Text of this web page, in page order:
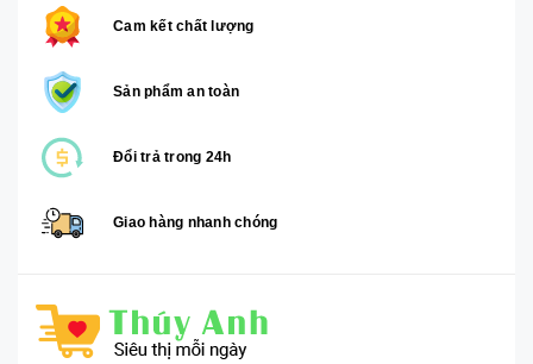
Cam kết chất lượng
Sản phẩm an toàn
Đổi trả trong 24h
Giao hàng nhanh chóng